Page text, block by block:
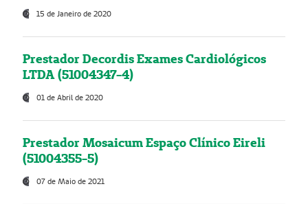
15 de Janeiro de 2020
Prestador Decordis Exames Cardiológicos
LTDA (51004347-4)
01 de Abril de 2020
Prestador Mosaicum Espaço Clínico Eireli
(51004355-5)
07 de Maio de 2021